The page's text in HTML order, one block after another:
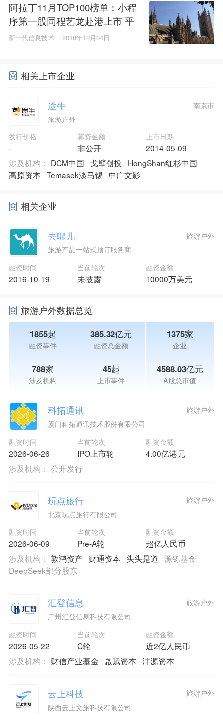
阿拉丁11月TOP100榜单：小程
序第一股同程艺龙赴港上市 平
台小程序竞争激烈
新一代信息技术 2018年12月04日
相关上市企业
途牛
旅游户外
南京市
发行价格
-
募资金额
非公开
上市日期
2014-05-09
涉及机构： DCM中国 戈壁创投
HongShan红杉中国
高原资本 Temasek淡马锡 中广文影
相关企业
去哪儿
旅游产品一站式预订服务商
旅游户外
融资时间
2016-10-19
当前轮次
未披露
融资金额
10000万美元
旅游户外数据总览
1855起
融资事件
385.32亿元
融资总金额
1375家
企业
788家
涉及机构
45起
上市事件
4588.03亿元
A股总市值
科拓通讯
厦门科拓通讯技术股份有限公司
融资时间
2026-06-26
当前轮次
IPO上市轮
融资金额
4.00亿港元
旅游户外
涉及机构： 公开发行
玩点旅行
北京玩点旅行有限公司
融资时间
2026-06-09
当前轮次
Pre-A轮
融资金额
超亿人民币
旅游户外
涉及机构： 敦鸿资产 财通资本 头头是道 源铄基金
DeepSeek部分股东
汇登信息
广州汇登信息科技有限公司
融资时间
2026-05-22
当前轮次
C轮
融资金额
近2亿人民币
旅游户外
涉及机构： 财信产业基金 啟赋资本 沣源资本
云上科技
陕西云上文旅科技有限公司
旅游户外